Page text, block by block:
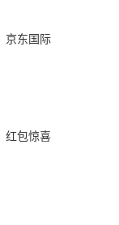
京东国际
红包惊喜